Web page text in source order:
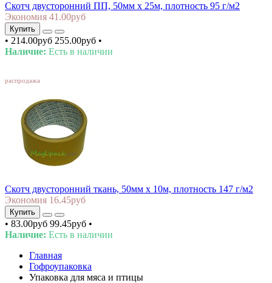
Скотч двусторонний ПП, 50мм х 25м, плотность 95 г/м2
Экономия 41.00руб
Купить
• 214.00руб 255.00руб •
Наличие: Есть в наличии
распродажа
Скотч двусторонний ткань, 50мм х 10м, плотность 147 г/м2
Экономия 16.45руб
Купить
• 83.00руб 99.45руб •
Наличие: Есть в наличии
Главная
Гофроупаковка
Упаковка для мяса и птицы